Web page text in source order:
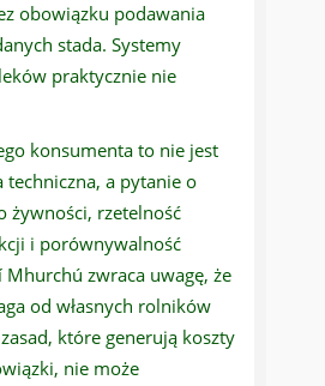
obowiązku podawania
stada. Systemy
praktycznie nie
konsumenta to nie jest
a pytanie o
żywności, rzetelność
i porównywalność
zwraca uwagę, że
od własnych rolników
które generują koszty
nie może